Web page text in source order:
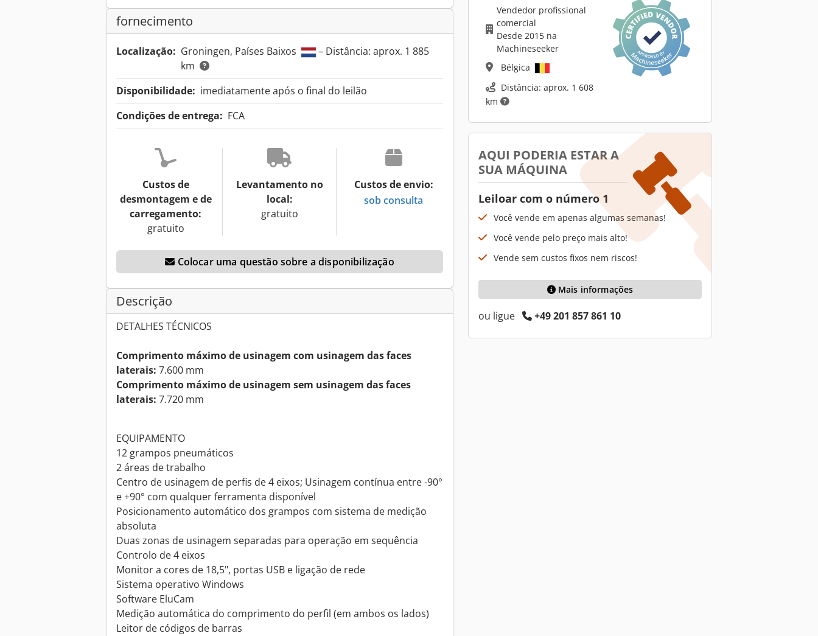
fornecimento
Localização: Groningen, Países Baixos
– Distância: aprox. 1 885
km
Disponibilidade: imediatamente após o final do leilão
Condições de entrega: FCA
Custos de
desmontagem e de
carregamento:
gratuito
Levantamento no
local:
gratuito
Custos de envio:
sob consulta
Colocar uma questão sobre a disponibilização
Descrição
DETALHES TÉCNICOS
Comprimento máximo de usinagem com usinagem das faces
laterais: 7.600 mm
Comprimento máximo de usinagem sem usinagem das faces
laterais: 7.720 mm
EQUIPAMENTO
12 grampos pneumáticos
2 áreas de trabalho
Centro de usinagem de perfis de 4 eixos; Usinagem contínua entre -90°
e +90° com qualquer ferramenta disponível
Posicionamento automático dos grampos com sistema de medição
absoluta
Duas zonas de usinagem separadas para operação em sequência
Controlo de 4 eixos
Monitor a cores de 18,5", portas USB e ligação de rede
Sistema operativo Windows
Software EluCam
Medição automática do comprimento do perfil (em ambos os lados)
Leitor de códigos de barras
Vendedor profissional
comercial
Desde 2015 na
Machineseeker
Bélgica
Distância: aprox. 1 608
km
AQUI PODERIA ESTAR A
SUA MÁQUINA
Leiloar com o número 1
Você vende em apenas algumas semanas!
Você vende pelo preço mais alto!
Vende sem custos fixos nem riscos!
Mais informações
ou ligue +49 201 857 861 10